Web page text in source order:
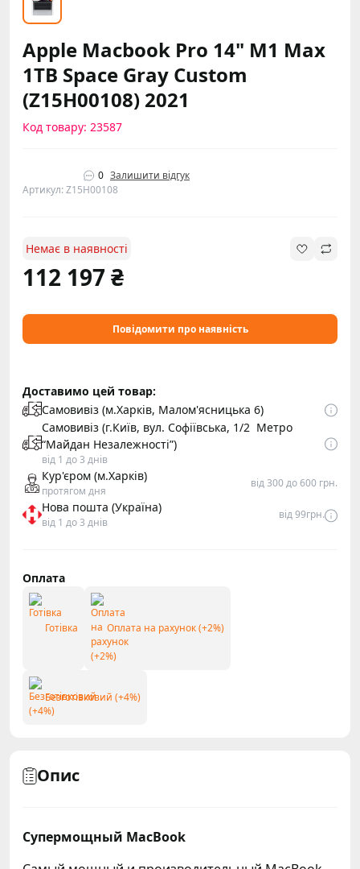
Apple Macbook Pro 14" M1 Max
1TB Space Gray Custom
(Z15H00108) 2021
Код товару: 23587
0 Залишити відгук
Артикул: Z15H00108
Немає в наявності
112 197 ₴
Повідомити про наявність
Доставимо цей товар:
Самовивіз (м.Харків, Малом'ясницька 6)
Самовивіз (г.Київ, вул. Софіївська, 1/2 Метро
“Майдан Незалежності”)
від 1 до 3 днів
Кур'єром (м.Харків)
протягом дня
від 300 до 600 грн.
Нова пошта (Україна)
від 1 до 3 днів
від 99грн.
Оплата
Готівка Оплата на рахунок (+2%)
Безготівковий (+4%)
Опис
Супермощный MacBook